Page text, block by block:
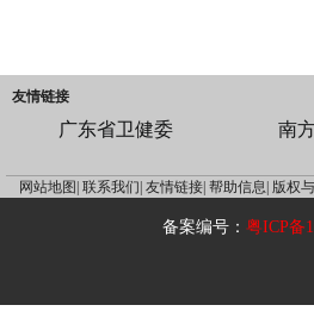
友情链接
广东省卫健委 南
网站地图| 联系我们| 友情链接| 帮助信息| 版权
备案编号：粤ICP备